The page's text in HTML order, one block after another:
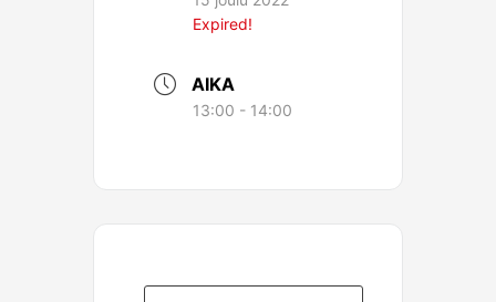
Expired!
AIKA
13:00 - 14:00